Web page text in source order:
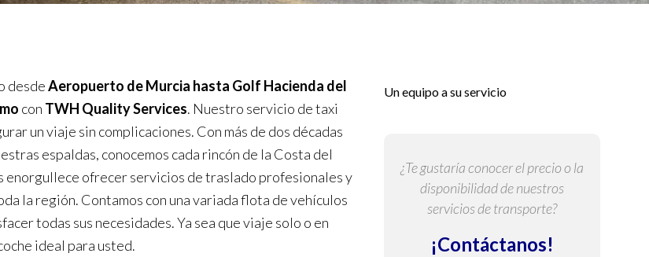
desdeAeropuerto de Murcia hasta Golf Hacienda del
con TWH Quality Services. Nuestro servicio de taxi
un viaje sin complicaciones. Con más de dos décadas
espaldas, conocemos cada rincón de la Costa del
ofrecer servicios de traslado profesionales y
la región. Contamos con una variada flota de vehículos
todas sus necesidades. Ya sea que viaje solo o en
ideal para usted.
Un equipo a su servicio
¿Te gustaría conocer el precio o la
disponibilidad de nuestros
servicios de transporte?
¡Contáctanos!